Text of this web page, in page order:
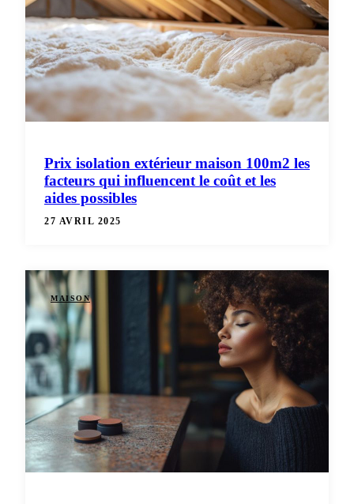
Prix isolation extérieur maison 100m2 les
facteurs qui influencent le coût et les
aides possibles
27 AVRIL 2025
MAISON